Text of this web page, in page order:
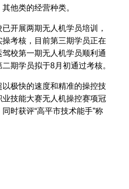
他类的经营种类。
开展两期无人机学员培训，
考核，目前第三期学员正在
校第一期无人机学员顺利通
期学员拟于8月初通过考核。
以极快的速度和精准的操控技
技能大赛无人机操控赛项冠
时获评“高平市技术能手”称